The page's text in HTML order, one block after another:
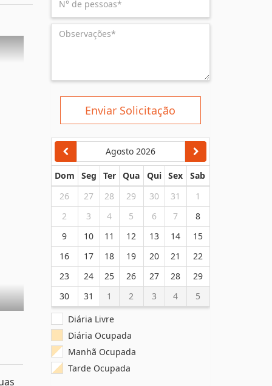
Enviar Solicitação
Agosto 2026
Dom Seg Ter Qua Qui Sex
Sab
26
27 28 29 30 31
1
2
3 4 5 6 7
8
9
10 11 12 13 14
15
16
17 18 19 20 21
22
23
24 25
30
31 1 2
Diária Livre